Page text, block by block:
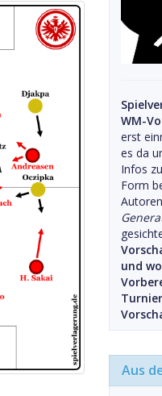
WM-
erst
es da
Infos
Form
und
Aus